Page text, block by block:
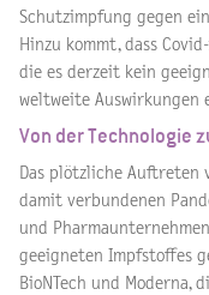
Schutzimpfung gegen
Hinzu kommt, dass
die es derzeit kein
weltweite Auswirkungen
Von der Technologie
Das plötzliche Auftreten
damit verbundenen
und
geeigneten Impfstoffes
BioNTech und Moderna,